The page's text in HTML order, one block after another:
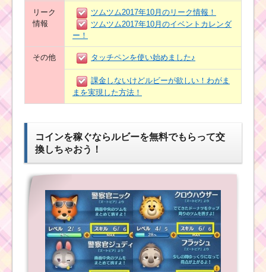
リーク
情報
ツムツム2017年10月のリーク情報！
ツムツム2017年10月のイベントカレンダ
ー！
その他 タッチペンを使い始めました♪
課金しないけどルビーが欲しい！わがま
まを実現した方法！
コインを稼ぐならルビーを無料でもらって交
換しちゃおう！